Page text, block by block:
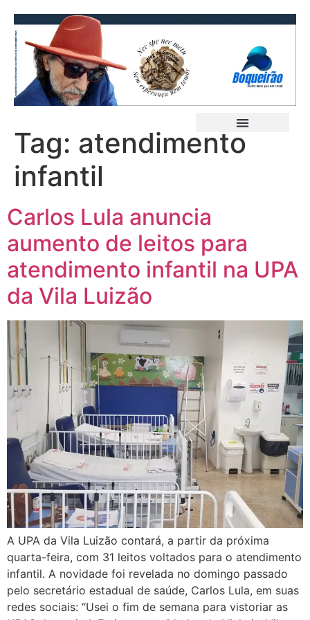
Tag: atendimento
infantil
Carlos Lula anuncia
aumento de leitos para
atendimento infantil na UPA
da Vila Luizão
A UPA da Vila Luizão contará, a partir da próxima
quarta-feira, com 31 leitos voltados para o atendimento
infantil. A novidade foi revelada no domingo passado
pelo secretário estadual de saúde, Carlos Lula, em suas
redes sociais: “Usei o fim de semana para vistoriar as